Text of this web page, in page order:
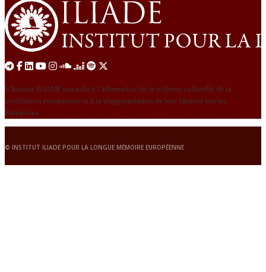
L’Institut ILIADE travaille à l’affirmation de la richesse culturelle de la
civilisation européenne et à la réappropriation de leur identité par les
Européens.
© INSTITUT ILIADE POUR LA LONGUE MÉMOIRE EUROPÉENNE